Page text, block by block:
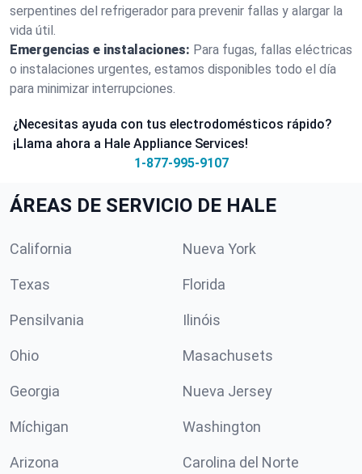
serpentines del refrigerador para prevenir fallas y alargar la
vida útil.
Emergencias e instalaciones: Para fugas, fallas eléctricas
o instalaciones urgentes, estamos disponibles todo el día
para minimizar interrupciones.
¿Necesitas ayuda con tus electrodomésticos rápido?
¡Llama ahora a Hale Appliance Services!
1-877-995-9107
ÁREAS DE SERVICIO DE HALE
California Nueva York
Texas Florida
Pensilvania Ilinóis
Ohio Masachusets
Georgia Nueva Jersey
Míchigan Washington
Arizona Carolina del Norte